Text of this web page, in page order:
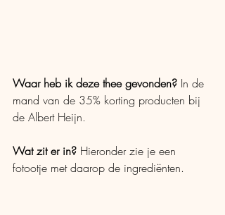
Waar heb ik deze thee gevonden? In de
mand van de 35% korting producten bij
de Albert Heijn.
Wat zit er in? Hieronder zie je een
fotootje met daarop de ingrediënten.